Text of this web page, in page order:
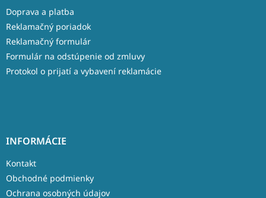
Doprava a platba
Reklamačný poriadok
Reklamačný formulár
Formulár na odstúpenie od zmluvy
Protokol o prijatí a vybavení reklamácie
INFORMÁCIE
Kontakt
Obchodné podmienky
Ochrana osobných údajov